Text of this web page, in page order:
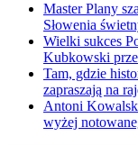
Master Plany
Słowenia
Wielki sukces
Kubkowski
Tam, gdzie
zapraszają na
Antoni
wyżej